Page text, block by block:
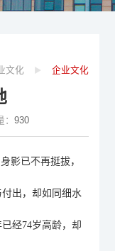
文化 企业文化
930
影已不再挺拔，
出，却如同细水
已经74岁高龄，却